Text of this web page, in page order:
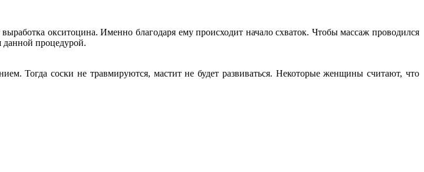
окситоцина. Именно благодаря ему происходит начало схваток. Чтобы массаж проводился
данной процедурой.
Тогда соски не травмируются, мастит не будет развиваться. Некоторые женщины считают, что